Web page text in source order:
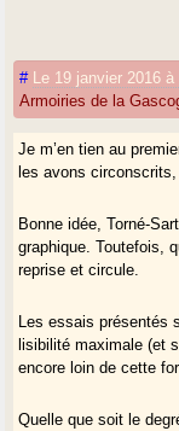
# Le 19 janvier 2016
Armoiries de la
Je m’en tien au
les avons
Bonne idée, Torné-
graphique. Toutefois,
reprise et circule.
Les essais
lisibilité maximale (et
encore loin de cette
Quelle que soit le